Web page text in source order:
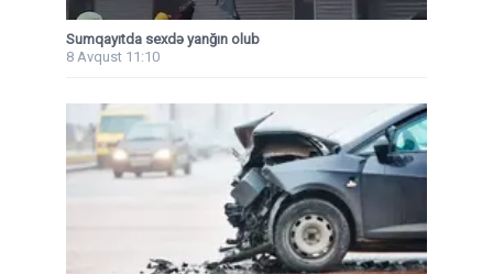
Sumqayıtda sexdə yanğın olub
8 Avqust 11:10